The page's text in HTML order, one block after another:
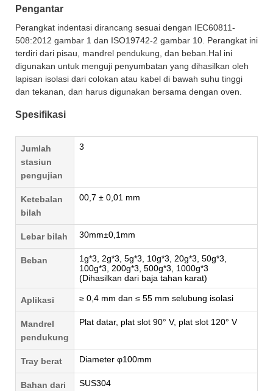
Pengantar
Perangkat indentasi dirancang sesuai dengan IEC60811-
508:2012 gambar 1 dan ISO19742-2 gambar 10. Perangkat ini
terdiri dari pisau, mandrel pendukung, dan beban.Hal ini
digunakan untuk menguji penyumbatan yang dihasilkan oleh
lapisan isolasi dari colokan atau kabel di bawah suhu tinggi
dan tekanan, dan harus digunakan bersama dengan oven.
Spesifikasi
Jumlah
stasiun
pengujian
3
Ketebalan
bilah
00,7 ± 0,01 mm
Lebar bilah 30mm±0,1mm
Beban
1g*3, 2g*3, 5g*3, 10g*3, 20g*3, 50g*3,
100g*3, 200g*3, 500g*3, 1000g*3
(Dihasilkan dari baja tahan karat)
Aplikasi ≥ 0,4 mm dan ≤ 55 mm selubung isolasi
Mandrel
pendukung
Plat datar, plat slot 90° V, plat slot 120° V
Tray berat Diameter φ100mm
Bahan dari SUS304